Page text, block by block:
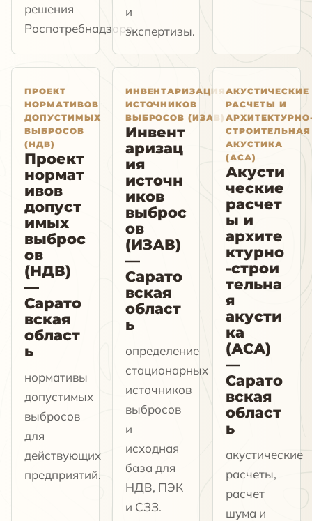
решения
Роспотребнадзора.
и
экспертизы.
ПРОЕКТ
НОРМАТИВОВ
ДОПУСТИМЫХ
ВЫБРОСОВ
(НДВ)
Проект
нормат
ивов
допуст
имых
выброс
ов
(НДВ)
—
Сарато
вская
област
ь
нормативы
допустимых
выбросов
для
действующих
предприятий.
ИНВЕНТАРИЗАЦИЯ
ИСТОЧНИКОВ
ВЫБРОСОВ (ИЗАВ)
Инвент
аризац
ия
источн
иков
выброс
ов
(ИЗАВ)
—
Сарато
вская
област
ь
определение
стационарных
источников
выбросов
и
исходная
база для
НДВ, ПЭК
и СЗЗ.
АКУСТИЧЕСКИЕ
РАСЧЕТЫ И
СТРОИТЕЛЬНАЯ
АКУСТИКА
(АСА)
Акусти
ческие
расчет
ы и
архите
ктурно
-строи
тельна
я
акусти
ка
(АСА)
—
Сарато
вская
област
ь
акустические
расчеты,
расчет
шума и